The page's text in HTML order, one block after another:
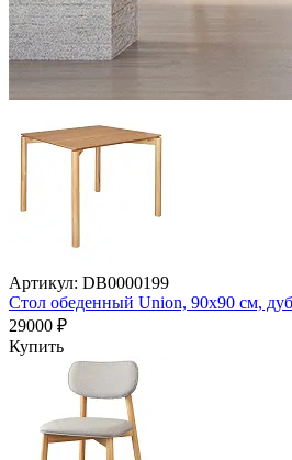
Артикул: DB0000199
Стол обеденный Union, 90х90 см, дуб
29000 ₽
Купить